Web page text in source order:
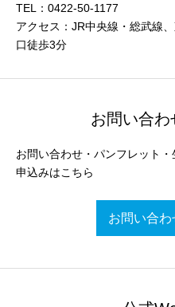
TEL：0422-50-1177
アクセス：JR中央線・総武線
口徒歩3分
お問い合
お問い合わせ・パンフレット
申込みはこちら
お問い合